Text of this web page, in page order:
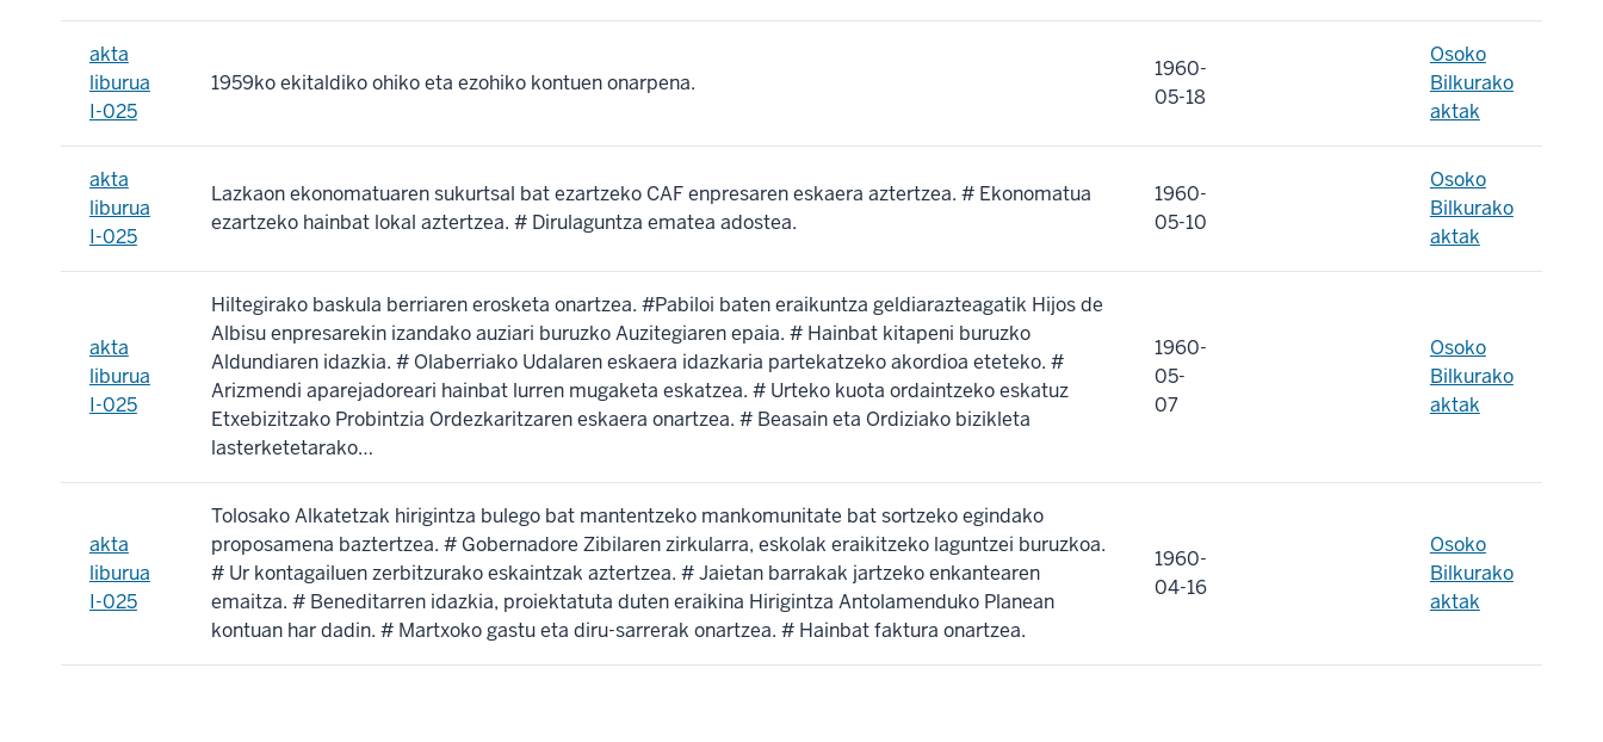
akta
liburua
I-025
1959ko ekitaldiko ohiko eta ezohiko kontuen onarpena.
1960-
05-18
Osoko
Bilkurako
aktak
akta
liburua
I-025
Lazkaon ekonomatuaren sukurtsal bat ezartzeko CAF enpresaren eskaera aztertzea. # Ekonomatua
ezartzeko hainbat lokal aztertzea. # Dirulaguntza ematea adostea.
1960-
05-10
Osoko
Bilkurako
aktak
akta
liburua
I-025
Hiltegirako baskula berriaren erosketa onartzea. #Pabiloi baten eraikuntza geldiarazteagatik Hijos de
Albisu enpresarekin izandako auziari buruzko Auzitegiaren epaia. # Hainbat kitapeni buruzko
Aldundiaren idazkia. # Olaberriako Udalaren eskaera idazkaria partekatzeko akordioa eteteko. #
Arizmendi aparejadoreari hainbat lurren mugaketa eskatzea. # Urteko kuota ordaintzeko eskatuz
Etxebizitzako Probintzia Ordezkaritzaren eskaera onartzea. # Beasain eta Ordiziako bizikleta
lasterketetarako…
1960-
05-
07
Osoko
Bilkurako
aktak
akta
liburua
I-025
Tolosako Alkatetzak hirigintza bulego bat mantentzeko mankomunitate bat sortzeko egindako
proposamena baztertzea. # Gobernadore Zibilaren zirkularra, eskolak eraikitzeko laguntzei buruzkoa.
# Ur kontagailuen zerbitzurako eskaintzak aztertzea. # Jaietan barrakak jartzeko enkantearen
emaitza. # Beneditarren idazkia, proiektatuta duten eraikina Hirigintza Antolamenduko Planean
kontuan har dadin. # Martxoko gastu eta diru-sarrerak onartzea. # Hainbat faktura onartzea.
1960-
04-16
Osoko
Bilkurako
aktak